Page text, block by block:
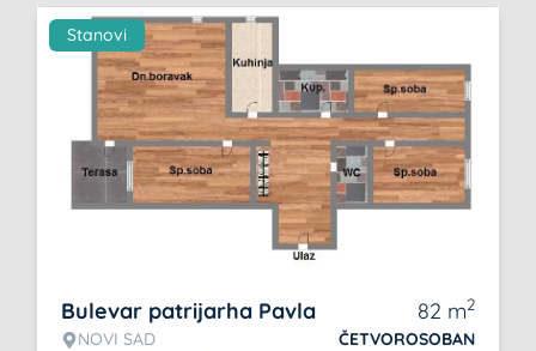
Stanovi
Bulevar patrijarha Pavla
NOVI SAD
82 m2
ČETVOROSOBAN